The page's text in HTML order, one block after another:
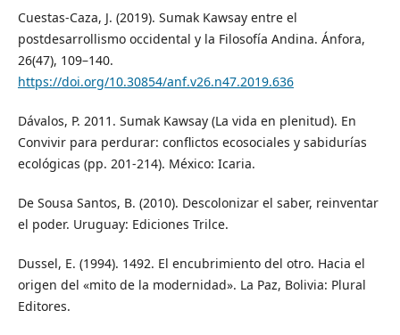
Cuestas-Caza, J. (2019). Sumak Kawsay entre el
postdesarrollismo occidental y la Filosofía Andina. Ánfora,
26(47), 109–140.
https://doi.org/10.30854/anf.v26.n47.2019.636
Dávalos, P. 2011. Sumak Kawsay (La vida en plenitud). En
Convivir para perdurar: conflictos ecosociales y sabidurías
ecológicas (pp. 201-214). México: Icaria.
De Sousa Santos, B. (2010). Descolonizar el saber, reinventar
el poder. Uruguay: Ediciones Trilce.
Dussel, E. (1994). 1492. El encubrimiento del otro. Hacia el
origen del «mito de la modernidad». La Paz, Bolivia: Plural
Editores.